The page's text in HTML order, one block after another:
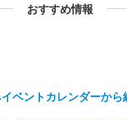
おすすめ情報
ベントカレンダーから